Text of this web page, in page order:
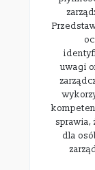
uwagi
sprawia,
dla